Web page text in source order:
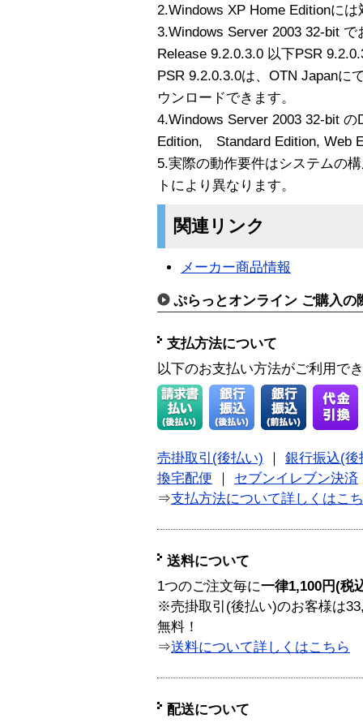
2.Windows XP Home Editionに
3.Windows Server 2003 32-bit
Release 9.2.0.3.0 以下PSR
PSR 9.2.0.3.0は、OTN Japanに
ウンロードできます。
4.Windows Server 2003 32-bit
Edition, Standard Edition, Web
5.実際の動作要件はシステムの
トにより異なります。
関連リンク
メーカー商品情報
ぷらっとオンライン ご購入の
支払方法について
以下のお支払い方法がご利用で
売掛取引(後払い)
銀行振込(後
換宅配便
セブンイレブン決済
⇒支払方法について詳しくはこ
送料について
1つのご注文毎に一律1,100円(税
※売掛取引(後払い)のお客様は
無料！
⇒送料について詳しくはこちら
配送について